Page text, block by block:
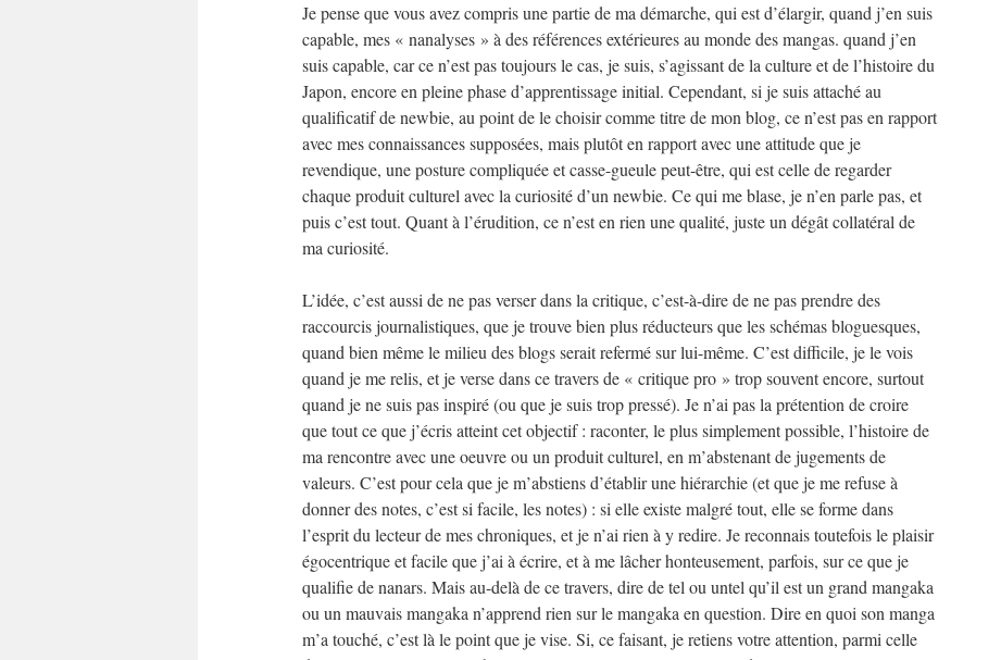
Je pense que vous avez compris une partie de ma démarche, qui est d’élargir, quand j’en suis
capable, mes « nanalyses » à des références extérieures au monde des mangas. quand j’en
suis capable, car ce n’est pas toujours le cas, je suis, s’agissant de la culture et de l’histoire du
Japon, encore en pleine phase d’apprentissage initial. Cependant, si je suis attaché au
qualificatif de newbie, au point de le choisir comme titre de mon blog, ce n’est pas en rapport
avec mes connaissances supposées, mais plutôt en rapport avec une attitude que je
revendique, une posture compliquée et casse-gueule peut-être, qui est celle de regarder
chaque produit culturel avec la curiosité d’un newbie. Ce qui me blase, je n’en parle pas, et
puis c’est tout. Quant à l’érudition, ce n’est en rien une qualité, juste un dégât collatéral de
ma curiosité.
L’idée, c’est aussi de ne pas verser dans la critique, c’est-à-dire de ne pas prendre des
raccourcis journalistiques, que je trouve bien plus réducteurs que les schémas bloguesques,
quand bien même le milieu des blogs serait refermé sur lui-même. C’est difficile, je le vois
quand je me relis, et je verse dans ce travers de « critique pro » trop souvent encore, surtout
quand je ne suis pas inspiré (ou que je suis trop pressé). Je n’ai pas la prétention de croire
que tout ce que j’écris atteint cet objectif : raconter, le plus simplement possible, l’histoire de
ma rencontre avec une oeuvre ou un produit culturel, en m’abstenant de jugements de
valeurs. C’est pour cela que je m’abstiens d’établir une hiérarchie (et que je me refuse à
donner des notes, c’est si facile, les notes) : si elle existe malgré tout, elle se forme dans
l’esprit du lecteur de mes chroniques, et je n’ai rien à y redire. Je reconnais toutefois le plaisir
égocentrique et facile que j’ai à écrire, et à me lâcher honteusement, parfois, sur ce que je
qualifie de nanars. Mais au-delà de ce travers, dire de tel ou untel qu’il est un grand mangaka
ou un mauvais mangaka n’apprend rien sur le mangaka en question. Dire en quoi son manga
m’a touché, c’est là le point que je vise. Si, ce faisant, je retiens votre attention, parmi celle